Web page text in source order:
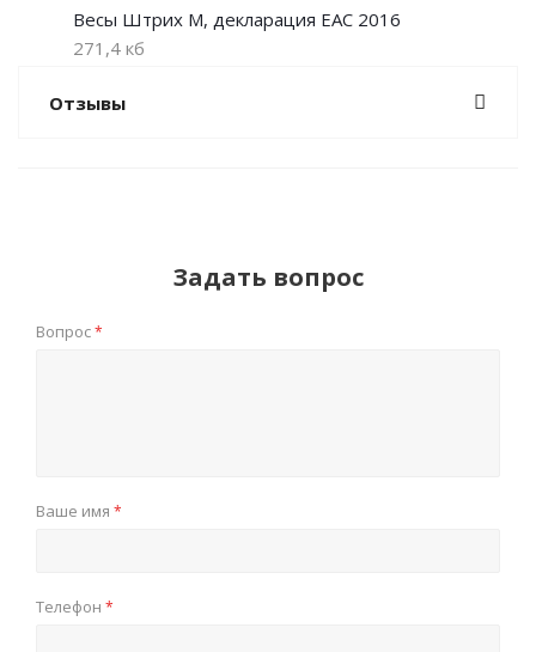
Весы Штрих М, декларация EAC 2016
271,4 кб
Отзывы
Задать вопрос
Вопрос*
Ваше имя *
Телефон *